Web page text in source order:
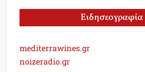
Ειδησεογραφία
mediterrawines.gr
noizeradio.gr